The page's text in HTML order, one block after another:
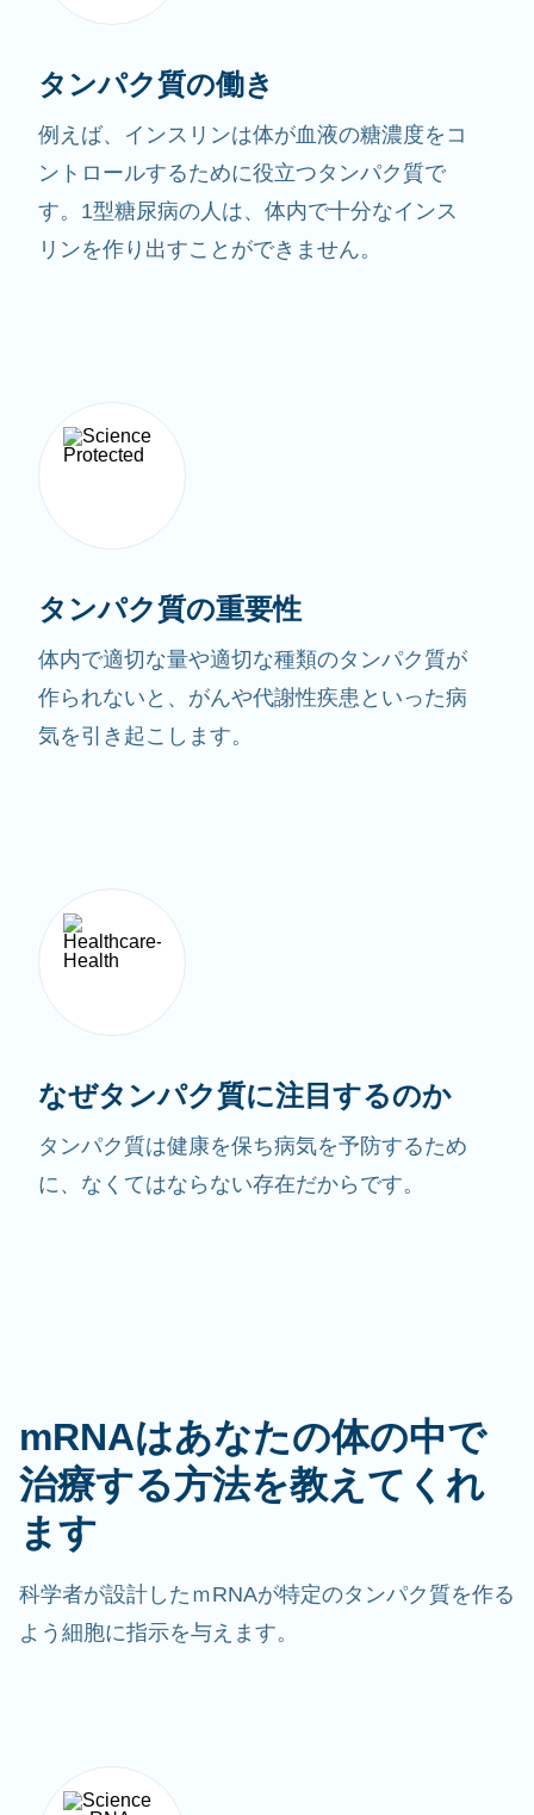
タンパク質の働き
例えば、インスリンは体が血液の糖濃度をコ
ントロールするために役立つタンパク質で
す。1型糖尿病の人は、体内で十分なインス
リンを作り出すことができません。
タンパク質の重要性
体内で適切な量や適切な種類のタンパク質が
作られないと、がんや代謝性疾患といった病
気を引き起こします。
なぜタンパク質に注目するのか
タンパク質は健康を保ち病気を予防するため
に、なくてはならない存在だからです。
mRNAはあなたの体の中で
治療する方法を教えてくれ
ます
科学者が設計したｍRNAが特定のタンパク質を作る
よう細胞に指示を与えます。